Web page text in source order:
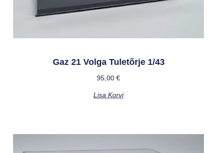
Gaz 21 Volga Tuletõrje 1/43
95,00 €
Lisa Korvi